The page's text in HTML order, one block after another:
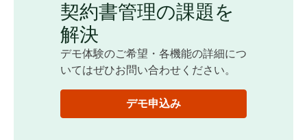
契約書管理の課題を
解決
デモ体験のご希望・各機能の詳細につ
いてはぜひお問い合わせください。
デモ申込み